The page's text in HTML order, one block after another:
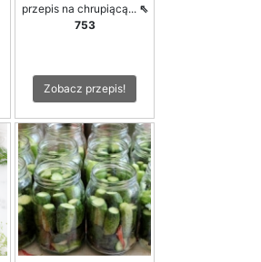
przepis na chrupiącą... ⇖
753
Zobacz przepis!